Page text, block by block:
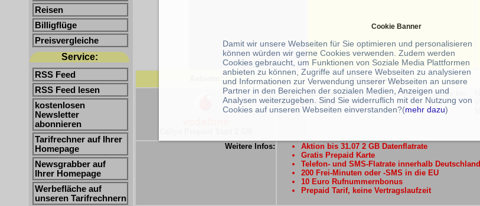
Reisen
Billigflüge
Preisvergleiche
Service:
RSS Feed
RSS Feed lesen
kostenlosen
Newsletter
abonnieren
Tarifrechner auf Ihrer
Homepage
Newsgrabber auf
Ihrer Homepage
Werbefläche auf
unseren Tarifrechnern
Beschreibung:
Prepaid Tarif von Vodafone mit 2 GB Daten-Flatrate bei
bis zu 500 Mbit/s
Weitere Infos:
Aktion bis 31.07 2 GB Datenflatrate
Gratis Prepaid Karte
Telefon- und SMS-Flatrate innerhalb Deutschland
200 Frei-Minuten oder -SMS in die EU
10 Euro Rufnummernbonus
Prepaid Tarif, keine Vertragslaufzeit
Cookie Banner
Damit wir unsere Webseiten für Sie optimieren und personalisieren
können würden wir gerne Cookies verwenden. Zudem werden
Cookies gebraucht, um Funktionen von Soziale Media Plattformen
anbieten zu können, Zugriffe auf unsere Webseiten zu analysieren
und Informationen zur Verwendung unserer Webseiten an unsere
Partner in den Bereichen der sozialen Medien, Anzeigen und
Analysen weiterzugeben. Sind Sie widerruflich mit der Nutzung von
Cookies auf unseren Webseiten einverstanden?(mehr dazu)